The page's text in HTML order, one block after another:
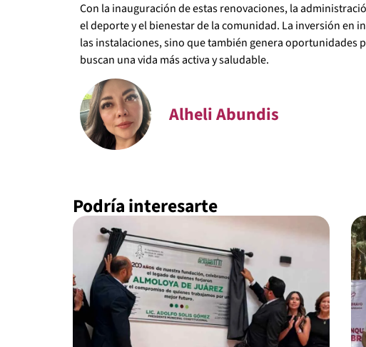
Con la inauguración de estas renovaciones, la
el deporte y el bienestar de la comunidad. La inversión en
las instalaciones, sino que también genera oportunidades
buscan una vida más activa y saludable.
Alheli Abundis
Podría interesarte